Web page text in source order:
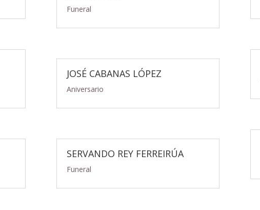
Funeral
JOSÉ CABANAS LÓPEZ
Aniversario
SERVANDO REY FERREIRÚA
Funeral